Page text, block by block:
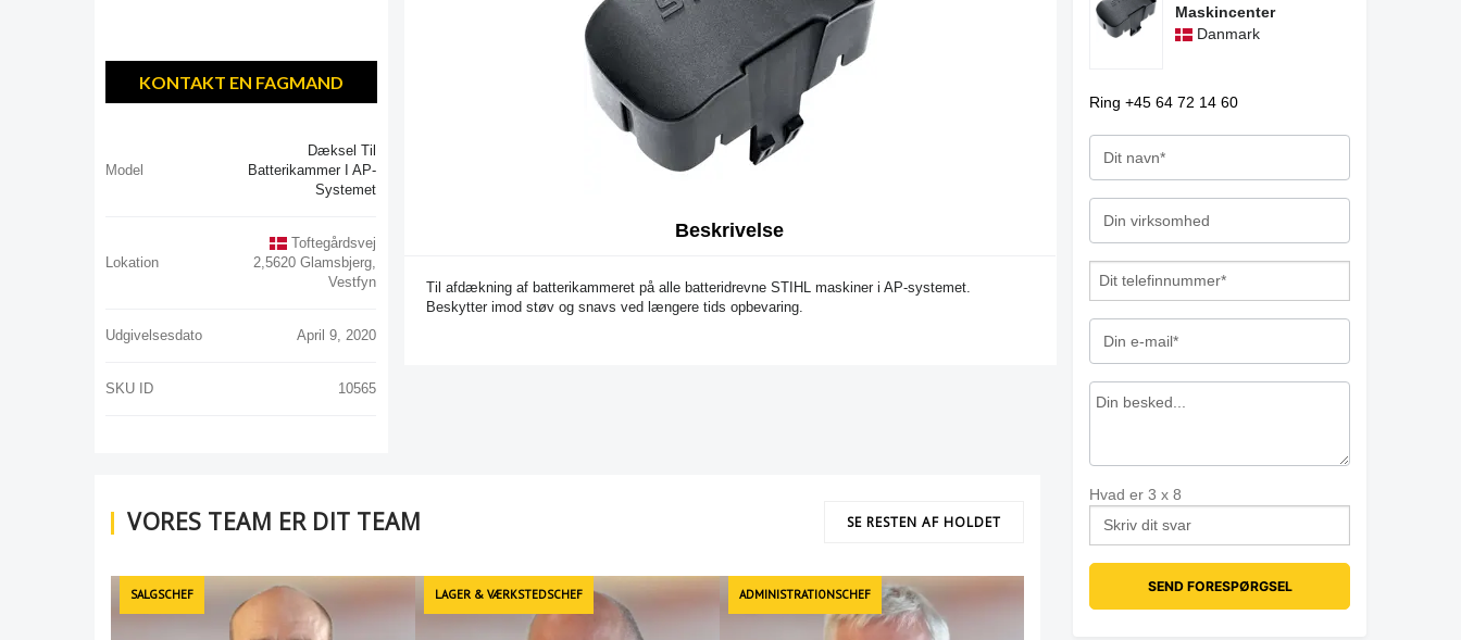
KONTAKT EN FAGMAND
Model
Dæksel Til
Batterikammer I AP-
Systemet
Lokation
Toftegårdsvej
2,5620 Glamsbjerg,
Vestfyn
Udgivelsesdato April 9, 2020
SKU ID 10565
Beskrivelse
Til afdækning af batterikammeret på alle batteridrevne STIHL maskiner i AP-systemet.
Beskytter imod støv og snavs ved længere tids opbevaring.
VORES TEAM ER DIT TEAM SE RESTEN AF HOLDET
SALGSCHEF LAGER & VÆRKSTEDSCHEF ADMINISTRATIONSCHEF
Maskincenter
Danmark
Ring +45 64 72 14 60
Hvad er 3 x 8